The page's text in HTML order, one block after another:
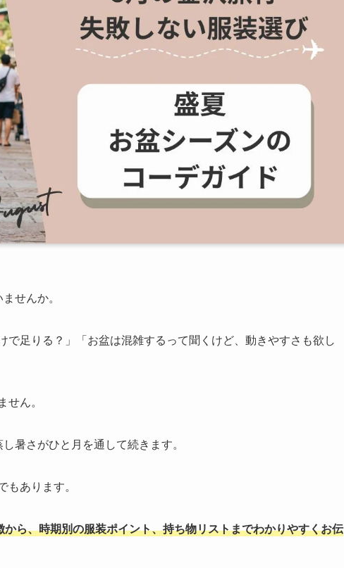
せんか。
で足りる？」「お盆は混雑するって聞くけど、動きやすさも欲し
せん。
暑さがひと月を通して続きます。
もあります。
ら、時期別の服装ポイント、持ち物リストまでわかりやすくお伝